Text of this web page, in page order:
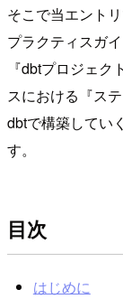
そこで当エント
プラクティスガ
『dbtプロジェ
スにおける『ス
dbtで構築してい
す。
目次
はじめに